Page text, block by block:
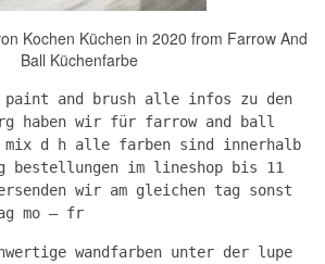
Kochen Küchen in 2020 from Farrow And
Ball Küchenfarbe
and brush alle infos zu den
haben wir für farrow and ball
d h alle farben sind innerhalb
bestellungen im lineshop bis 11
wir am gleichen tag sonst
mo – fr
wandfarben unter der lupe